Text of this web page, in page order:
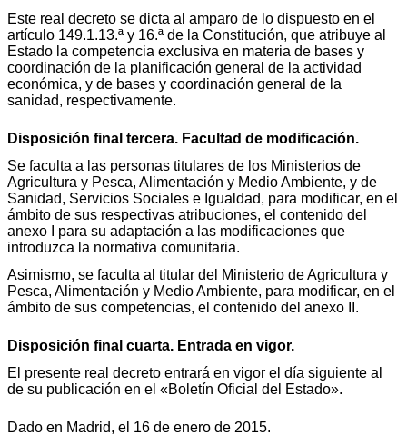
Este real decreto se dicta al amparo de lo dispuesto en el
artículo 149.1.13.ª y 16.ª de la Constitución, que atribuye al
Estado la competencia exclusiva en materia de bases y
coordinación de la planificación general de la actividad
económica, y de bases y coordinación general de la
sanidad, respectivamente.
Disposición final tercera. Facultad de modificación.
Se faculta a las personas titulares de los Ministerios de
Agricultura y Pesca, Alimentación y Medio Ambiente, y de
Sanidad, Servicios Sociales e Igualdad, para modificar, en el
ámbito de sus respectivas atribuciones, el contenido del
anexo I para su adaptación a las modificaciones que
introduzca la normativa comunitaria.
Asimismo, se faculta al titular del Ministerio de Agricultura y
Pesca, Alimentación y Medio Ambiente, para modificar, en el
ámbito de sus competencias, el contenido del anexo II.
Disposición final cuarta. Entrada en vigor.
El presente real decreto entrará en vigor el día siguiente al
de su publicación en el «Boletín Oficial del Estado».
Dado en Madrid, el 16 de enero de 2015.